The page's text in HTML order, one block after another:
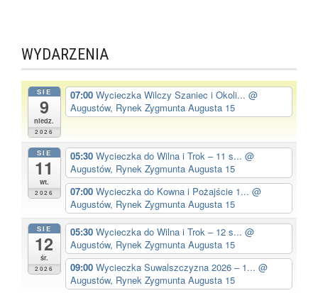
WYDARZENIA
SIE
9
niedz.
2026
07:00 Wycieczka Wilczy Szaniec i Okoli... @
Augustów, Rynek Zygmunta Augusta 15
SIE
11
wt.
2026
05:30 Wycieczka do Wilna i Trok – 11 s... @
Augustów, Rynek Zygmunta Augusta 15
07:00 Wycieczka do Kowna i Pożajście 1... @
Augustów, Rynek Zygmunta Augusta 15
SIE
12
śr.
2026
05:30 Wycieczka do Wilna i Trok – 12 s... @
Augustów, Rynek Zygmunta Augusta 15
09:00 Wycieczka Suwalszczyzna 2026 – 1... @
Augustów, Rynek Zygmunta Augusta 15